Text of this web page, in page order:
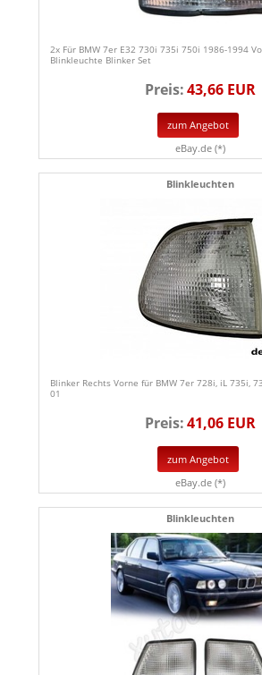
2x Für BMW 7er E32 730i 735i 750i 1986-1994
Blinkleuchte Blinker Set
Preis:43,66 EUR
zum Angebot
eBay.de (*)
Blinkleuchten
Blinker Rechts Vorne für BMW 7er 728i, iL 735i,
01
Preis:41,06 EUR
zum Angebot
eBay.de (*)
Blinkleuchten